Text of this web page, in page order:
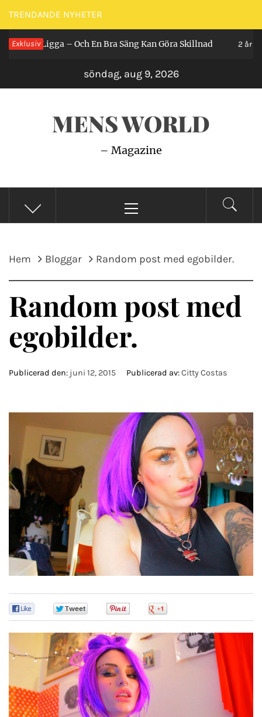
Hoppa
till
innehåll
TRENDANDE NYHETER
Exklusiv
Ligga – Och En Bra Säng Kan Göra Skillnad 2 år sedan
söndag, aug 9, 2026
MENS WORLD
– Magazine
meny
Hem Bloggar Random post med egobilder.
Random post med
egobilder.
Publicerad den: juni 12, 2015 Publicerad av:Citty Costas